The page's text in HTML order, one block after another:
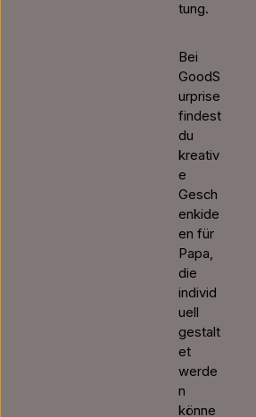
tung.
Bei
GoodS
urprise
findest
du
kreativ
e
Gesch
enkide
en für
Papa,
die
individ
uell
gestalt
et
werde
n
könne